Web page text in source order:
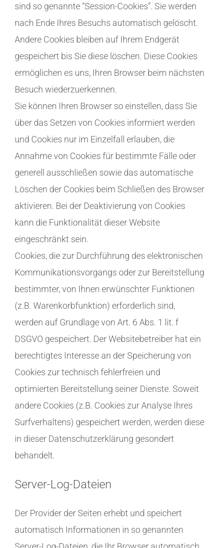
sind so genannte “Session-Cookies”. Sie werden
nach Ende Ihres Besuchs automatisch gelöscht.
Andere Cookies bleiben auf Ihrem Endgerät
gespeichert bis Sie diese löschen. Diese Cookies
ermöglichen es uns, Ihren Browser beim nächsten
Besuch wiederzuerkennen.
Sie können Ihren Browser so einstellen, dass Sie
über das Setzen von Cookies informiert werden
und Cookies nur im Einzelfall erlauben, die
Annahme von Cookies für bestimmte Fälle oder
generell ausschließen sowie das automatische
Löschen der Cookies beim Schließen des Browser
aktivieren. Bei der Deaktivierung von Cookies
kann die Funktionalität dieser Website
eingeschränkt sein.
Cookies, die zur Durchführung des elektronischen
Kommunikationsvorgangs oder zur Bereitstellung
bestimmter, von Ihnen erwünschter Funktionen
(z.B. Warenkorbfunktion) erforderlich sind,
werden auf Grundlage von Art. 6 Abs. 1 lit. f
DSGVO gespeichert. Der Websitebetreiber hat ein
berechtigtes Interesse an der Speicherung von
Cookies zur technisch fehlerfreien und
optimierten Bereitstellung seiner Dienste. Soweit
andere Cookies (z.B. Cookies zur Analyse Ihres
Surfverhaltens) gespeichert werden, werden diese
in dieser Datenschutzerklärung gesondert
behandelt.
Server-Log-Dateien
Der Provider der Seiten erhebt und speichert
automatisch Informationen in so genannten